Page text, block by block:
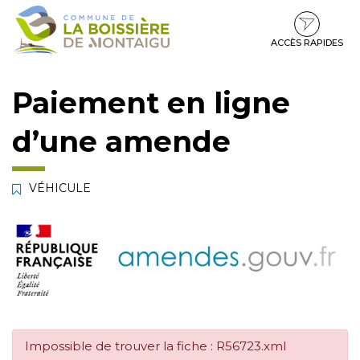
Gestion des traceurs
Aller
Aller
contenu
Aller
pied
ACCÈS RAPIDES
Paiement en ligne
d’une amende
VÉHICULE
Impossible de trouver la fiche : R56723.xml